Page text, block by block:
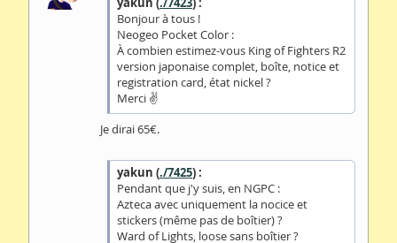
Bonjour à tous !
Neogeo Pocket Color :
À combien estimez-vous King of Fighters R2
version japonaise complet, boîte, notice et
registration card, état nickel ?
Merci ✌️
Je dirai 65€.
yakun (./7425) :
Pendant que j'y suis, en NGPC :
Azteca avec uniquement la nocice et
stickers (même pas de boîtier) ?
Ward of Lights, loose sans boîtier ?